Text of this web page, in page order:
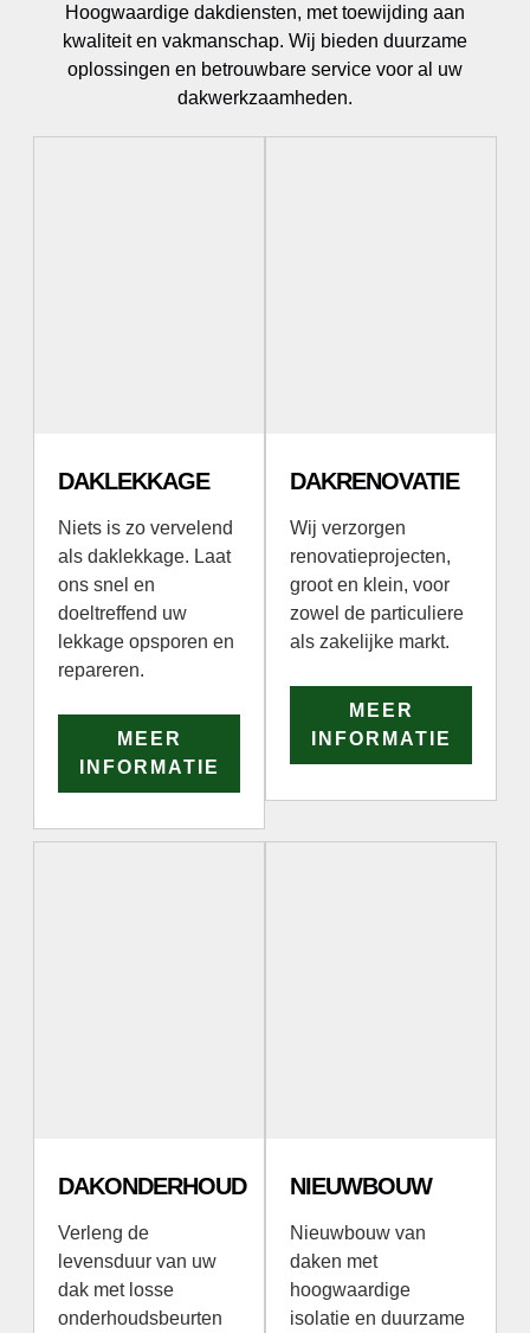
Hoogwaardige dakdiensten, met toewijding aan
kwaliteit en vakmanschap. Wij bieden duurzame
oplossingen en betrouwbare service voor al uw
dakwerkzaamheden.
DAKLEKKAGE
Niets is zo vervelend
als daklekkage. Laat
ons snel en
doeltreffend uw
lekkage opsporen en
repareren.
MEER
INFORMATIE
DAKRENOVATIE
Wij verzorgen
renovatieprojecten,
groot en klein, voor
zowel de particuliere
als zakelijke markt.
MEER
INFORMATIE
DAKONDERHOUD
Verleng de
levensduur van uw
dak met losse
onderhoudsbeurten
NIEUWBOUW
Nieuwbouw van
daken met
hoogwaardige
isolatie en duurzame